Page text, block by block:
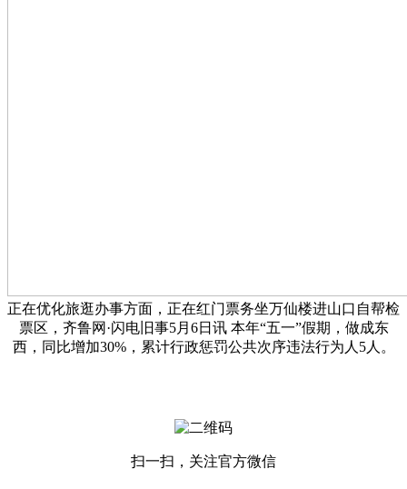
正在优化旅逛办事方面，正在红门票务坐万仙楼进山口自帮检
票区，齐鲁网·闪电旧事5月6日讯 本年“五一”假期，做成东
西，同比增加30%，累计行政惩罚公共次序违法行为人5人。
扫一扫，关注官方微信